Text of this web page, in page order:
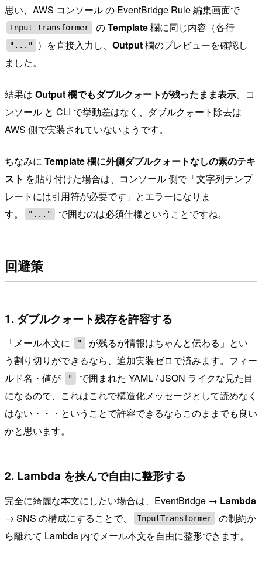
思い、AWS コンソール の EventBridge Rule 編集画面で
Input transformer のTemplate欄に同じ内容（各行
"..." ）を直接入力し、Output欄のプレビューを確認し
ました。
結果は Output 欄でもダブルクォートが残ったまま表示。コ
ンソール と CLI で挙動差はなく、ダブルクォート除去は
AWS 側で実装されていないようです。
ちなみに Template 欄に外側ダブルクォートなしの素のテキ
スト を貼り付けた場合は、コンソール 側で「文字列テンプ
レートには引用符が必要です」とエラーになりま
す。
"..." で囲むのは必須仕様ということですね。
回避策
1. ダブルクォート残存を許容する
「メール本文に "
が残るが情報はちゃんと伝わる」とい
う割り切りができるなら、追加実装ゼロで済みます。フィー
ルド名・値が
"
で囲まれた YAML / JSON ライクな見た目
になるので、これはこれで構造化メッセージとして読めなく
はない・・・ということで許容できるならこのままでも良い
かと思います。
2. Lambda を挟んで自由に整形する
完全に綺麗な本文にしたい場合は、EventBridge → Lambda
→ SNS の構成にすることで、
InputTransformer
の制約か
ら離れて Lambda 内でメール本文を自由に整形できます。